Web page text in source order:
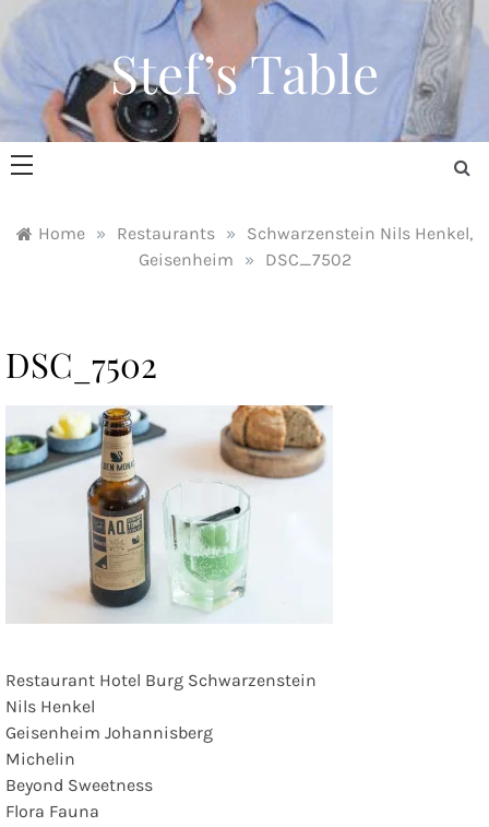
Skip
content
Stef’s Table
Home » Restaurants »
Schwarzenstein Nils Henkel,
Geisenheim
» DSC_7502
DSC_7502
Restaurant Hotel Burg Schwarzenstein
Nils Henkel
Geisenheim Johannisberg
Michelin
Beyond Sweetness
Flora Fauna